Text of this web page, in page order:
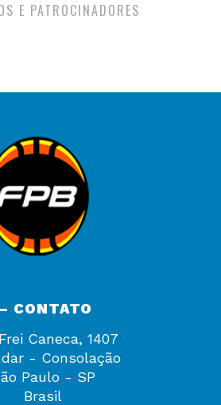
E PATROCINADORES
CONTATO
Caneca, 1407
- Consolação
Paulo - SP
Brasil